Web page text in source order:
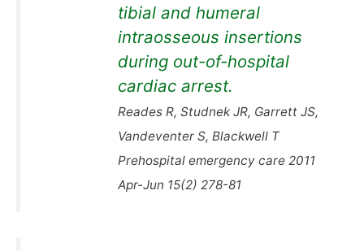
tibial and humeral
intraosseous insertions
during out-of-hospital
cardiac arrest.
Reades R, Studnek JR, Garrett JS,
Vandeventer S, Blackwell T
Prehospital emergency care 2011
Apr-Jun 15(2) 278-81